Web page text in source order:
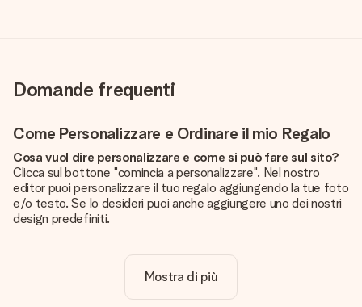
Domande frequenti
Come Personalizzare e Ordinare il mio Regalo
Cosa vuol dire personalizzare e come si può fare sul sito?
Clicca sul bottone "comincia a personalizzare". Nel nostro
editor puoi personalizzare il tuo regalo aggiungendo la tue foto
e/o testo. Se lo desideri puoi anche aggiungere uno dei nostri
design predefiniti.
Certo! Il prezzo mostrato include sempre la personalizzazione
Mostra di più